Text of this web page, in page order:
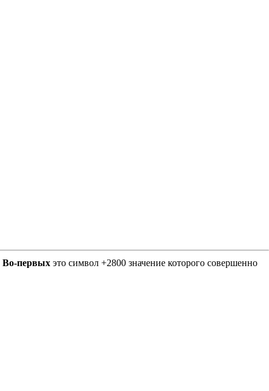
Во-первых это символ +2800 значение которого совершенно